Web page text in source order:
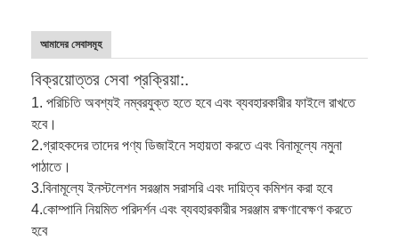
আমাদের সেবাসমূহ
বিক্রয়োত্তর সেবা প্রক্রিয়া:.
1. পরিচিতি অবশ্যই নম্বরযুক্ত হতে হবে এবং ব্যবহারকারীর ফাইলে রাখতে
হবে।
2.গ্রাহকদের তাদের পণ্য ডিজাইনে সহায়তা করতে এবং বিনামূল্যে নমুনা
পাঠাতে।
3.বিনামূল্যে ইনস্টলেশন সরঞ্জাম সরাসরি এবং দায়িত্ব কমিশন করা হবে
4.কোম্পানি নিয়মিত পরিদর্শন এবং ব্যবহারকারীর সরঞ্জাম রক্ষণাবেক্ষণ করতে
হবে